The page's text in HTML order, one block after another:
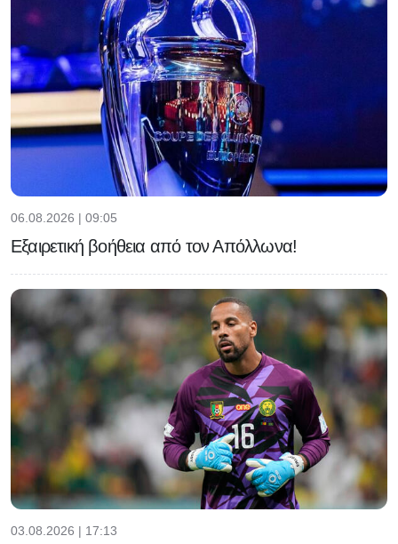
06.08.2026 | 09:05
Εξαιρετική βοήθεια από τον Απόλλωνα!
03.08.2026 | 17:13